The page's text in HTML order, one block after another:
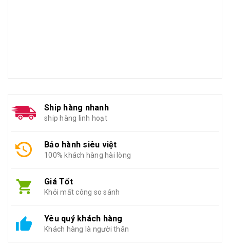
Ship hàng nhanh
ship hàng linh hoạt
Bảo hành siêu việt
100% khách hàng hài lòng
Giá Tốt
Khỏi mất công so sánh
Yêu quý khách hàng
Khách hàng là người thân